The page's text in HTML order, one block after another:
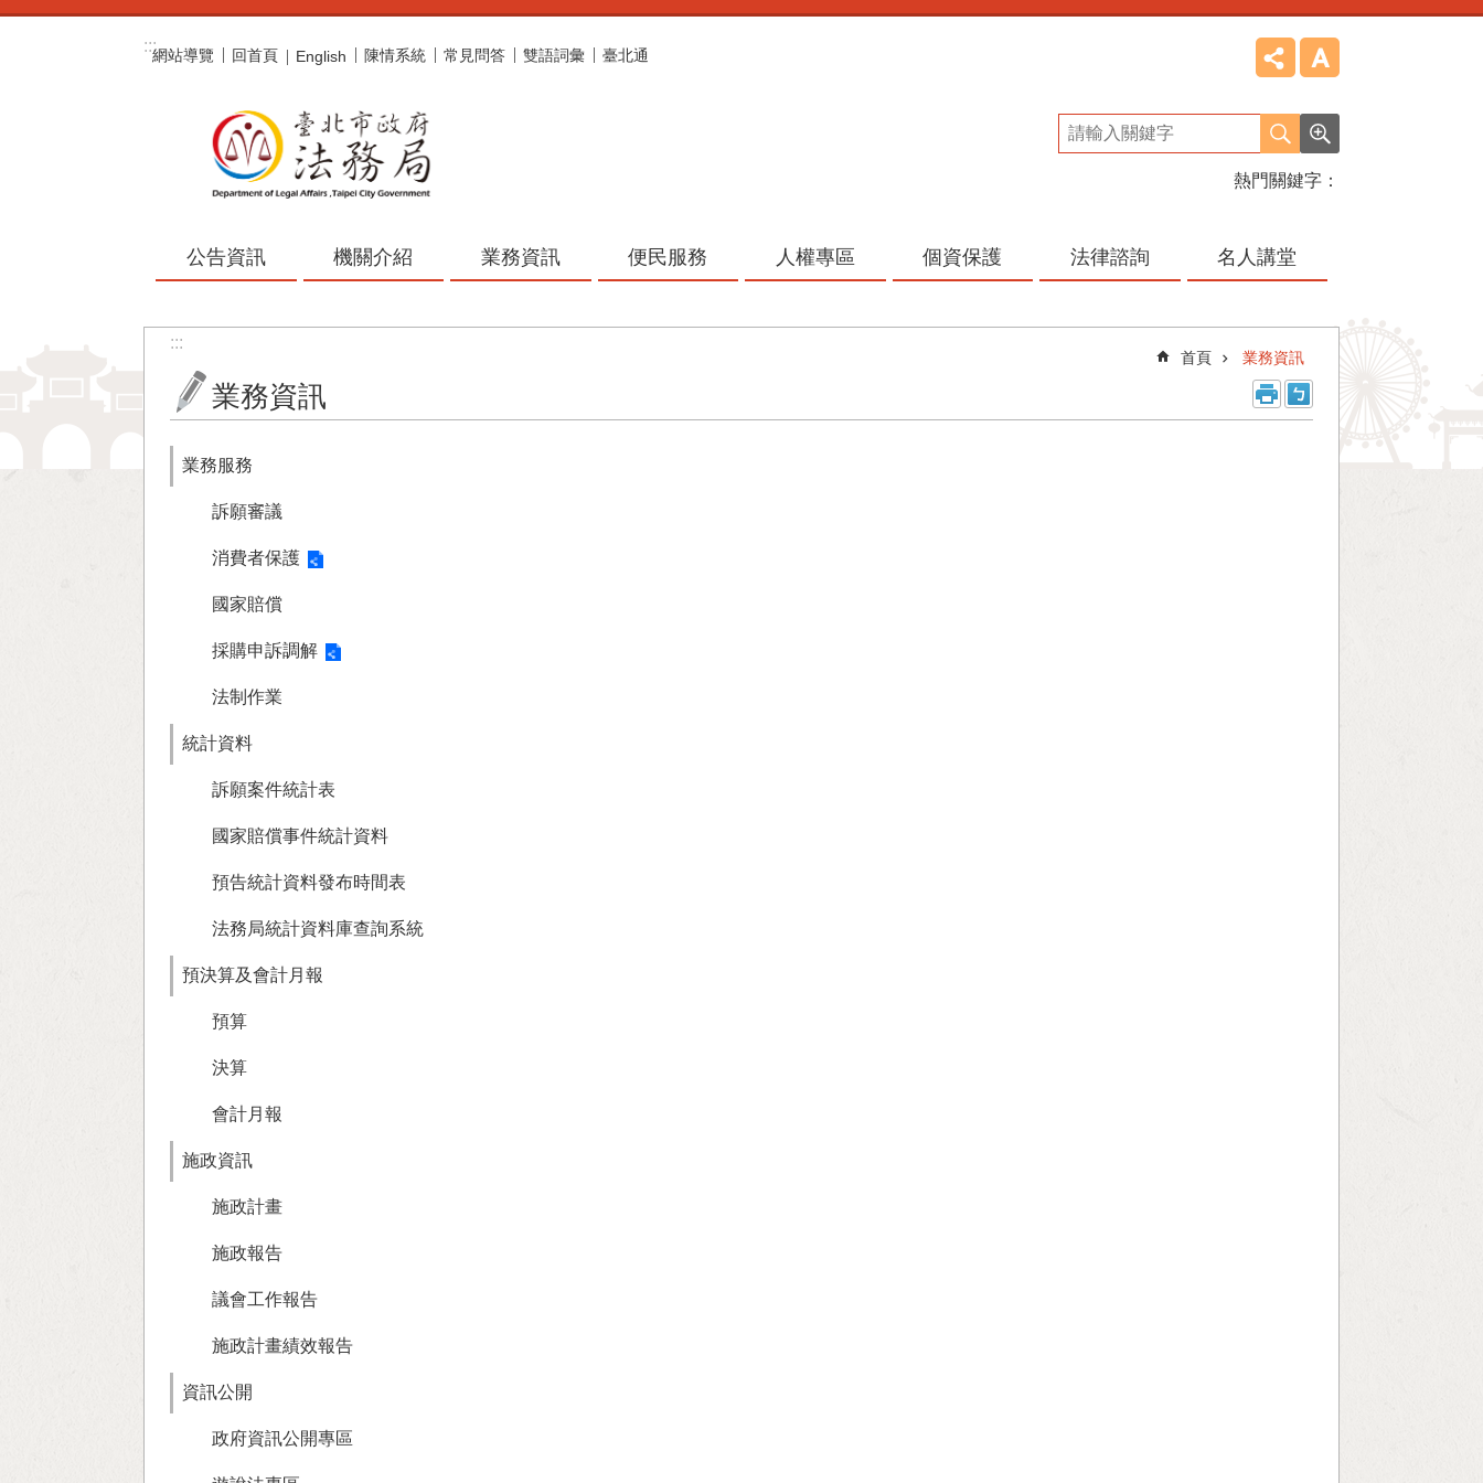
跳到主要內容區塊
:::網站導覽 回首頁 English 陳情系統 常見問答 雙語詞彙 臺北通
熱門關鍵字
公告資訊 機關介紹 業務資訊 便民服務 人權專區 個資保護 法律諮詢 名人講堂
:::
首頁 業務資訊
業務資訊
業務服務
訴願審議
消費者保護
國家賠償
採購申訴調解
法制作業
統計資料
訴願案件統計表
國家賠償事件統計資料
預告統計資料發布時間表
法務局統計資料庫查詢系統
預決算及會計月報
預算
決算
會計月報
施政資訊
施政計畫
施政報告
議會工作報告
施政計畫績效報告
資訊公開
政府資訊公開專區